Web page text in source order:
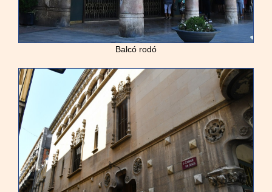
Balcó rodó